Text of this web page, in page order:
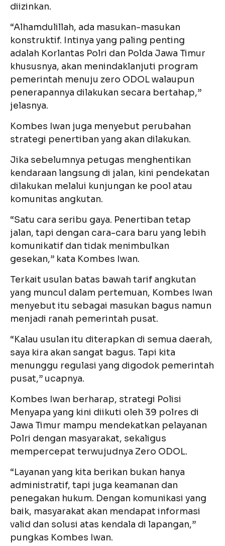
diizinkan.
“Alhamdulillah, ada masukan-masukan
konstruktif. Intinya yang paling penting
adalah Korlantas Polri dan Polda Jawa Timur
khususnya, akan menindaklanjuti program
pemerintah menuju zero ODOL walaupun
penerapannya dilakukan secara bertahap,”
jelasnya.
Kombes Iwan juga menyebut perubahan
strategi penertiban yang akan dilakukan.
Jika sebelumnya petugas menghentikan
kendaraan langsung di jalan, kini pendekatan
dilakukan melalui kunjungan ke pool atau
komunitas angkutan.
“Satu cara seribu gaya. Penertiban tetap
jalan, tapi dengan cara-cara baru yang lebih
komunikatif dan tidak menimbulkan
gesekan,” kata Kombes Iwan.
Terkait usulan batas bawah tarif angkutan
yang muncul dalam pertemuan, Kombes Iwan
menyebut itu sebagai masukan bagus namun
menjadi ranah pemerintah pusat.
“Kalau usulan itu diterapkan di semua daerah,
saya kira akan sangat bagus. Tapi kita
menunggu regulasi yang digodok pemerintah
pusat,” ucapnya.
Kombes Iwan berharap, strategi Polisi
Menyapa yang kini diikuti oleh 39 polres di
Jawa Timur mampu mendekatkan pelayanan
Polri dengan masyarakat, sekaligus
mempercepat terwujudnya Zero ODOL.
“Layanan yang kita berikan bukan hanya
administratif, tapi juga keamanan dan
penegakan hukum. Dengan komunikasi yang
baik, masyarakat akan mendapat informasi
valid dan solusi atas kendala di lapangan,”
pungkas Kombes Iwan.